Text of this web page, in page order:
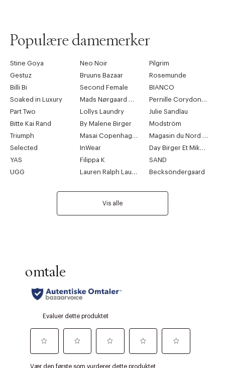
Populære damemerker
Stine Goya Neo Noir
Pilgrim
Gestuz
Bruuns Bazaar
Rosemunde
Billi Bi
Second Female
BIANCO
Soaked in Luxury
Mads Nørgaard Copenhagen
Pernille Corydon Jewellery
Part Two
Lollys Laundry
Julie Sandlau
Bitte Kai Rand
By Malene Birger
Modström
Triumph
Masai Copenhagen
Magasin du Nord Collection
Selected
InWear
Day Birger Et Mikkelsen
YAS
Filippa K
SAND
UGG
Lauren Ralph Lauren Becksöndergaard
Vis alle